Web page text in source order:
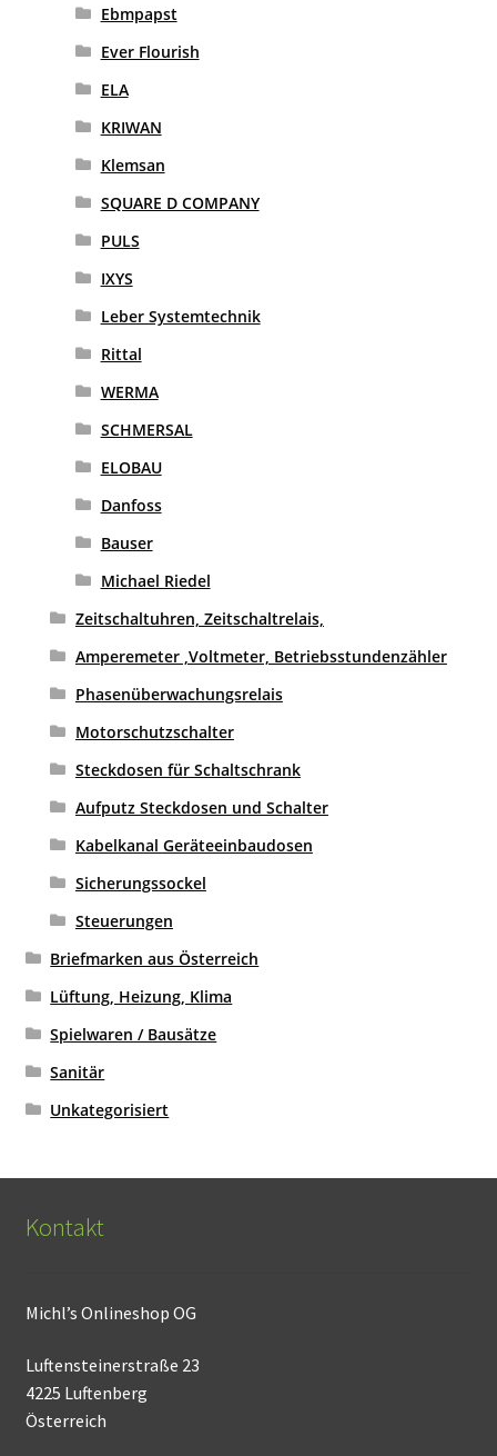
Ebmpapst
Ever Flourish
ELA
KRIWAN
Klemsan
SQUARE D COMPANY
PULS
IXYS
Leber Systemtechnik
Rittal
WERMA
SCHMERSAL
ELOBAU
Danfoss
Bauser
Michael Riedel
Zeitschaltuhren, Zeitschaltrelais,
Amperemeter ,Voltmeter, Betriebsstundenzähler
Phasenüberwachungsrelais
Motorschutzschalter
Steckdosen für Schaltschrank
Aufputz Steckdosen und Schalter
Kabelkanal Geräteeinbaudosen
Sicherungssockel
Steuerungen
Briefmarken aus Österreich
Lüftung, Heizung, Klima
Spielwaren / Bausätze
Sanitär
Unkategorisiert
Kontakt
Michl’s Onlineshop OG
Luftensteinerstraße 23
4225 Luftenberg
Österreich